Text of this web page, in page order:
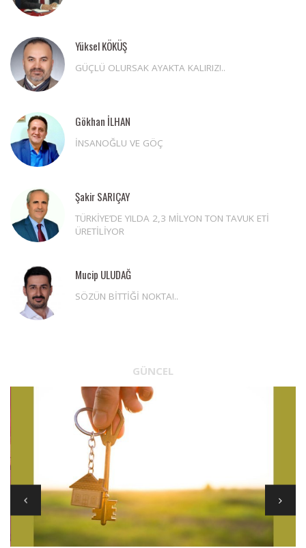
Yüksel KÖKÜŞ
GÜÇLÜ OLURSAK AYAKTA KALIRIZ!..
Gökhan İLHAN
İNSANOĞLU VE GÖÇ
Şakir SARIÇAY
TÜRKİYE’DE YILDA 2,3 MİLYON TON TAVUK ETİ
ÜRETİLİYOR
Mucip ULUDAĞ
SÖZÜN BİTTİĞİ NOKTA!..
GÜNCEL